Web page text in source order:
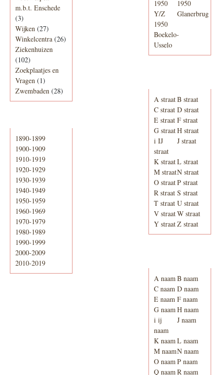
m.b.t. Enschede
(3)
Wijken (27)
Winkelcentra (26)
Ziekenhuizen
(102)
Zoekplaatjes en
Vragen (1)
Zwembaden (28)
1890-1899
1900-1909
1910-1919
1920-1929
1930-1939
1940-1949
1950-1959
1960-1969
1970-1979
1980-1989
1990-1999
2000-2009
2010-2019
1950
Y/Z
1950
Glanerbrug
1950
Boekelo-
Usselo
A straatB straat
C straat D straat
E straat F straat
G straatH straat
i IJ
straat
J straat
K straatL straat
M straatN straat
O straatP straat
R straat S straat
T straat U straat
V straatW straat
Y straatZ straat
A naamB naam
C naam D naam
E naam F naam
G naamH naam
i ij
naam
J naam
K naamL naam
M naamN naam
O naamP naam
Q naamR naam